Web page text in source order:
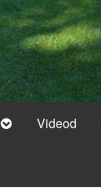
Videod